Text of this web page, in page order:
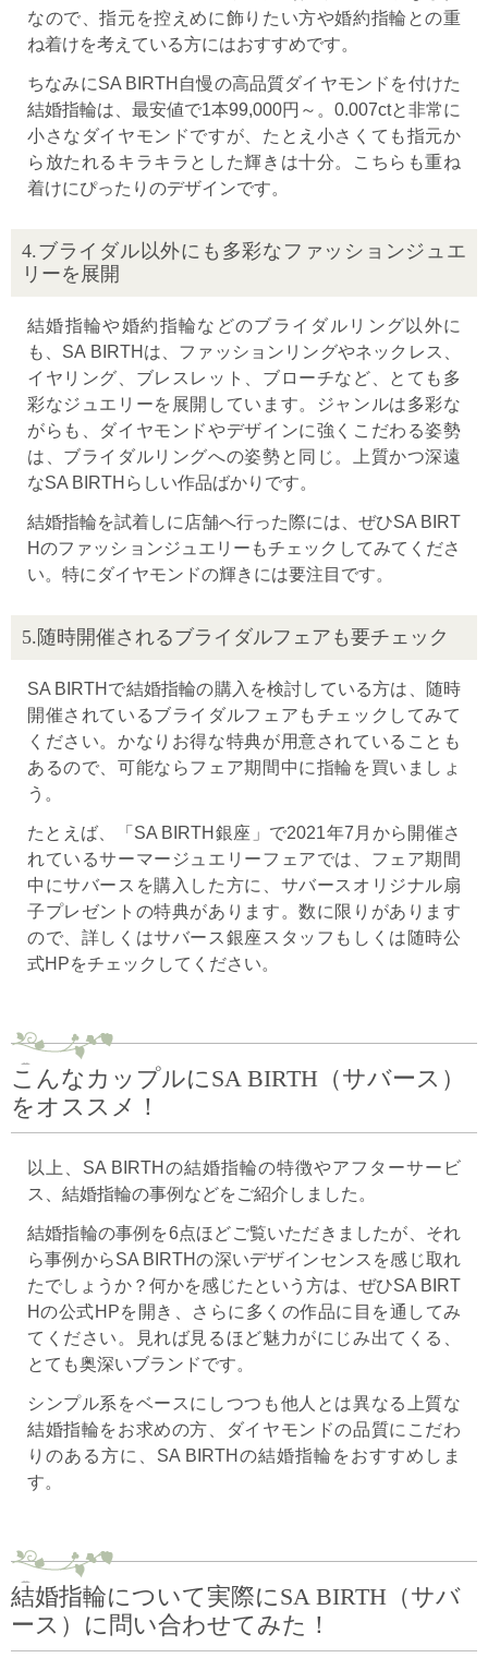
なので、指元を控えめに飾りたい方や婚約指輪との重
ね着けを考えている方にはおすすめです。
ちなみにSA BIRTH自慢の高品質ダイヤモンドを付けた
結婚指輪は、最安値で1本99,000円～。0.007ctと非常に
小さなダイヤモンドですが、たとえ小さくても指元か
ら放たれるキラキラとした輝きは十分。こちらも重ね
着けにぴったりのデザインです。
4.ブライダル以外にも多彩なファッションジュエ
リーを展開
結婚指輪や婚約指輪などのブライダルリング以外に
も、SA BIRTHは、ファッションリングやネックレス、
イヤリング、ブレスレット、ブローチなど、とても多
彩なジュエリーを展開しています。ジャンルは多彩な
がらも、ダイヤモンドやデザインに強くこだわる姿勢
は、ブライダルリングへの姿勢と同じ。上質かつ深遠
なSA BIRTHらしい作品ばかりです。
結婚指輪を試着しに店舗へ行った際には、ぜひSA BIRT
Hのファッションジュエリーもチェックしてみてくださ
い。特にダイヤモンドの輝きには要注目です。
5.随時開催されるブライダルフェアも要チェック
SA BIRTHで結婚指輪の購入を検討している方は、随時
開催されているブライダルフェアもチェックしてみて
ください。かなりお得な特典が用意されていることも
あるので、可能ならフェア期間中に指輪を買いましょ
う。
たとえば、「SA BIRTH銀座」で2021年7月から開催さ
れているサーマージュエリーフェアでは、フェア期間
中にサバースを購入した方に、サバースオリジナル扇
子プレゼントの特典があります。数に限りがあります
ので、詳しくはサバース銀座スタッフもしくは随時公
式HPをチェックしてください。
こんなカップルにSA BIRTH（サバース）
をオススメ！
以上、SA BIRTHの結婚指輪の特徴やアフターサービ
ス、結婚指輪の事例などをご紹介しました。
結婚指輪の事例を6点ほどご覧いただきましたが、それ
ら事例からSA BIRTHの深いデザインセンスを感じ取れ
たでしょうか？何かを感じたという方は、ぜひSA BIRT
Hの公式HPを開き、さらに多くの作品に目を通してみ
てください。見れば見るほど魅力がにじみ出てくる、
とても奥深いブランドです。
シンプル系をベースにしつつも他人とは異なる上質な
結婚指輪をお求めの方、ダイヤモンドの品質にこだわ
りのある方に、SA BIRTHの結婚指輪をおすすめしま
す。
結婚指輪について実際にSA BIRTH（サバ
ース）に問い合わせてみた！